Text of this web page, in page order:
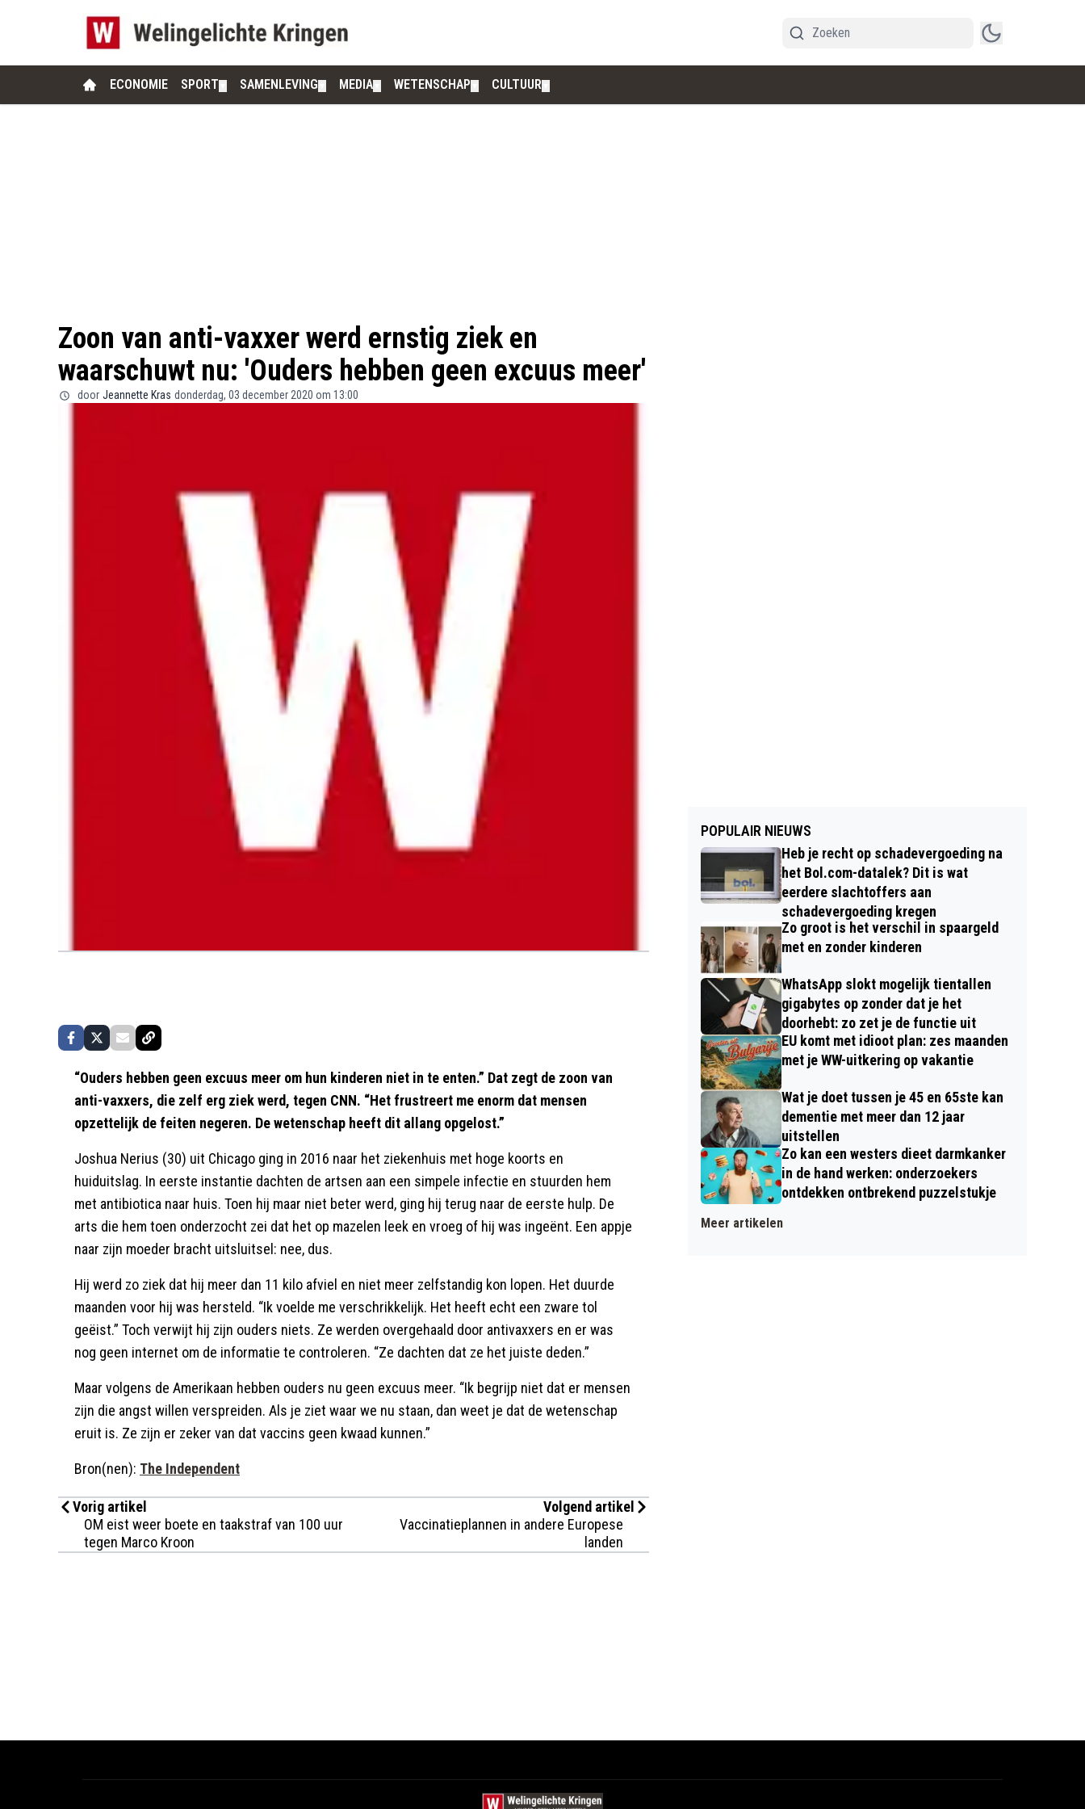
ECONOMIE SPORT SAMENLEVING MEDIA WETENSCHAP CULTUUR
Zoon van anti-vaxxer werd ernstig ziek en
waarschuwt nu: 'Ouders hebben geen excuus meer'
door Jeannette Kras donderdag, 03 december 2020 om 13:00
“Ouders hebben geen excuus meer om hun kinderen niet in te enten.” Dat zegt de zoon van
anti-vaxxers, die zelf erg ziek werd, tegen CNN. “Het frustreert me enorm dat mensen
opzettelijk de feiten negeren. De wetenschap heeft dit allang opgelost.”
Joshua Nerius (30) uit Chicago ging in 2016 naar het ziekenhuis met hoge koorts en
huiduitslag. In eerste instantie dachten de artsen aan een simpele infectie en stuurden hem
met antibiotica naar huis. Toen hij maar niet beter werd, ging hij terug naar de eerste hulp. De
arts die hem toen onderzocht zei dat het op mazelen leek en vroeg of hij was ingeënt. Een appje
naar zijn moeder bracht uitsluitsel: nee, dus.
Hij werd zo ziek dat hij meer dan 11 kilo afviel en niet meer zelfstandig kon lopen. Het duurde
maanden voor hij was hersteld. “Ik voelde me verschrikkelijk. Het heeft echt een zware tol
geëist.” Toch verwijt hij zijn ouders niets. Ze werden overgehaald door antivaxxers en er was
nog geen internet om de informatie te controleren. “Ze dachten dat ze het juiste deden.”
Maar volgens de Amerikaan hebben ouders nu geen excuus meer. “Ik begrijp niet dat er mensen
zijn die angst willen verspreiden. Als je ziet waar we nu staan, dan weet je dat de wetenschap
eruit is. Ze zijn er zeker van dat vaccins geen kwaad kunnen.”
Bron(nen): The Independent
Vorig artikel
OM eist weer boete en taakstraf van 100 uur
tegen Marco Kroon
Volgend artikel
Vaccinatieplannen in andere Europese
landen
POPULAIR NIEUWS
Heb je recht op schadevergoeding na
het Bol.com-datalek? Dit is wat
eerdere slachtoffers aan
schadevergoeding kregen
Zo groot is het verschil in spaargeld
met en zonder kinderen
WhatsApp slokt mogelijk tientallen
gigabytes op zonder dat je het
doorhebt: zo zet je de functie uit
EU komt met idioot plan: zes maanden
met je WW-uitkering op vakantie
Wat je doet tussen je 45 en 65ste kan
dementie met meer dan 12 jaar
uitstellen
Zo kan een westers dieet darmkanker
in de hand werken: onderzoekers
ontdekken ontbrekend puzzelstukje
Meer artikelen